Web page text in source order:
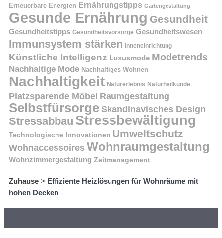
Erneuerbare Energien Ernährungstipps Gartengestaltung
Gesunde Ernährung Gesundheit
Gesundheitstipps Gesundheitsvorsorge Gesundheitswesen
Immunsystem stärken Inneneinrichtung
Künstliche Intelligenz Luxusmode Modetrends
Nachhaltige Mode Nachhaltiges Wohnen
Nachhaltigkeit Naturerlebnis Naturheilkunde
Platzsparende Möbel Raumgestaltung
Selbstfürsorge Skandinavisches Design
Stressabbau Stressbewältigung
Technologische Innovationen Umweltschutz
Wohnaccessoires Wohnraumgestaltung
Wohnzimmergestaltung Zeitmanagement
Zuhause > Effiziente Heizlösungen für Wohnräume mit
hohen Decken